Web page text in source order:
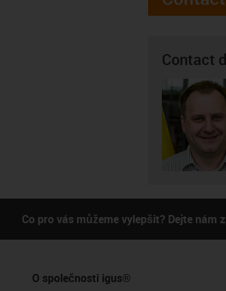
Contact
Co pro vás můžeme vylepšit? Dejte nám
O společnosti igus®